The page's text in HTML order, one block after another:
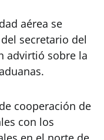
aérea se
secretario del
advirtió sobre la
cooperación de
con los